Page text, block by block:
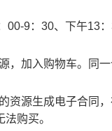
00-9：30、下午13
，加入购物车。同
资源生成电子合同
购买。